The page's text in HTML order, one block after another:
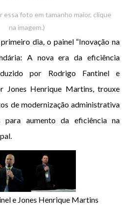
essa foto em tamanho maior, clique
na imagem.)
dia, o painel “Inovação na
A nova era da eficiência
por Rodrigo Fantinel e
Jones Henrique Martins, trouxe
de modernização administrativa
para aumento da eficiência na
e Jones Henrique Martins